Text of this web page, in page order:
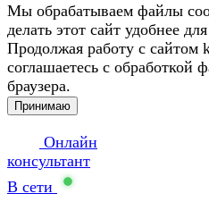
Мы обрабатываем файлы
делать этот сайт удобнее
Продолжая работу с сайтом
соглашаетесь с обработкой
браузера.
Принимаю
Онлайн
консультант
В сети